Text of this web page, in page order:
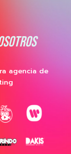
agencia de